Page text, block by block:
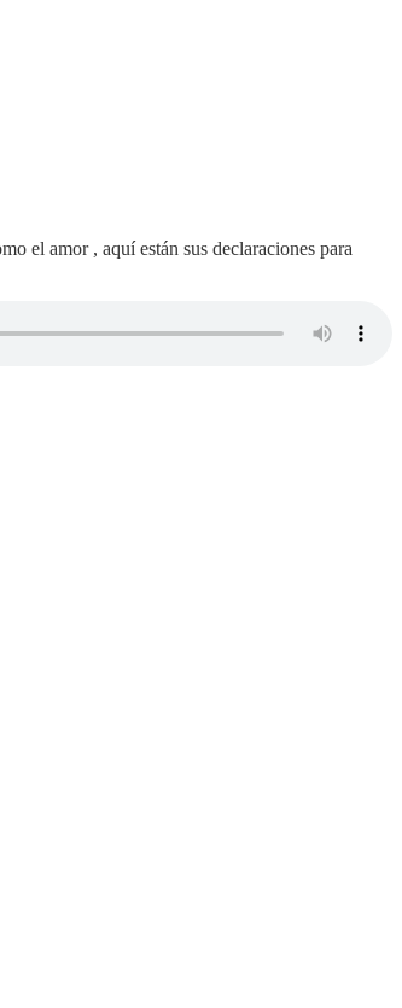
el amor , aquí están sus declaraciones para